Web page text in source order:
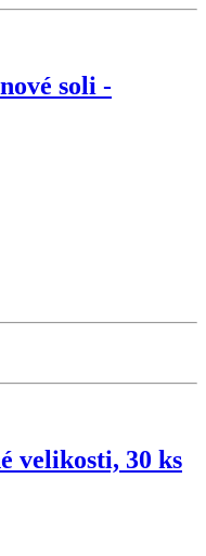
soli -
velikosti, 30 ks